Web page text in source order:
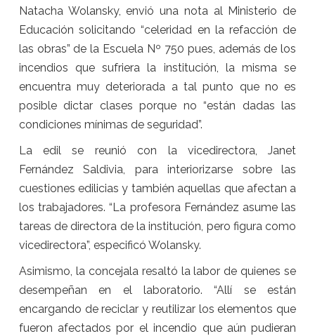
Natacha Wolansky, envió una nota al Ministerio de
Educación solicitando “celeridad en la refacción de
las obras” de la Escuela Nº 750 pues, además de los
incendios que sufriera la institución, la misma se
encuentra muy deteriorada a tal punto que no es
posible dictar clases porque no “están dadas las
condiciones mínimas de seguridad”.
La edil se reunió con la vicedirectora, Janet
Fernández Saldivia, para interiorizarse sobre las
cuestiones edilicias y también aquellas que afectan a
los trabajadores. “La profesora Fernández asume las
tareas de directora de la institución, pero figura como
vicedirectora”, especificó Wolansky.
Asimismo, la concejala resaltó la labor de quienes se
desempeñan en el laboratorio. “Allí se están
encargando de reciclar y reutilizar los elementos que
fueron afectados por el incendio que aún pudieran